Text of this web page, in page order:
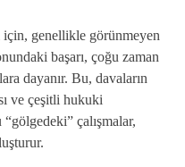
için, genellikle görünmeyen
başarı, çoğu zaman
dayanır. Bu, davaların
ve çeşitli hukuki
“gölgedeki” çalışmalar,